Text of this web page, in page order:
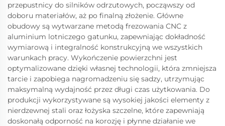
przepustnicy do silników odrzutowych, począwszy od
doboru materiałów, aż po finalną złożenie. Główne
obudowy są wytwarzane metodą frezowania CNC z
aluminium lotniczego gatunku, zapewniając dokładność
wymiarową i integralność konstrukcyjną we wszystkich
warunkach pracy. Wykończenie powierzchni jest
optymalizowane dzięki własnej technologii, która zmniejsza
tarcie i zapobiega nagromadzeniu się sadzy, utrzymując
maksymalną wydajność przez długi czas użytkowania. Do
produkcji wykorzystywane są wysokiej jakości elementy z
nierdzewnej stali oraz łożyska szczelne, które zapewniają
doskonałą odporność na korozję i płynne działanie we